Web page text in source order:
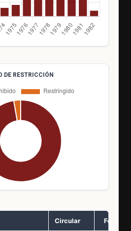
DE RESTRICCIÓN
Circular Fecha